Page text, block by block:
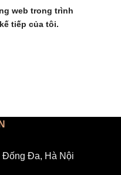
web trong trình
tiếp của tôi.
Đống Đa, Hà Nội